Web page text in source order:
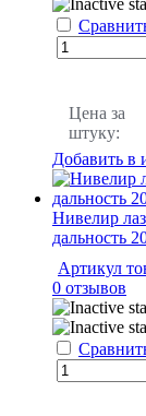
Цена за
штуку:
Добавить в
Нивелир
дальность
Артикул
0 отзывов